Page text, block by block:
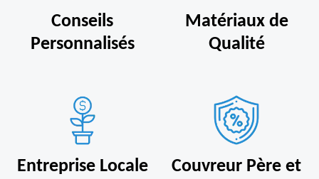
Conseils
Personnalisés
Matériaux de
Qualité
Entreprise Locale
Couvreur Père et